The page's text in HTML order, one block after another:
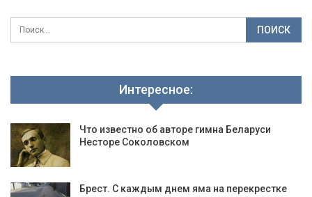
Интересное:
Что известно об авторе гимна Беларуси
Несторе Соколовском
Брест. С каждым днем яма на перекрестке